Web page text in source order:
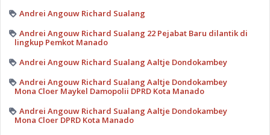
Andrei Angouw Richard Sualang
Andrei Angouw Richard Sualang 22 Pejabat Baru dilantik di
lingkup Pemkot Manado
Andrei Angouw Richard Sualang Aaltje Dondokambey
Andrei Angouw Richard Sualang Aaltje Dondokambey
Mona Cloer Maykel Damopolii DPRD Kota Manado
Andrei Angouw Richard Sualang Aaltje Dondokambey
Mona Cloer DPRD Kota Manado